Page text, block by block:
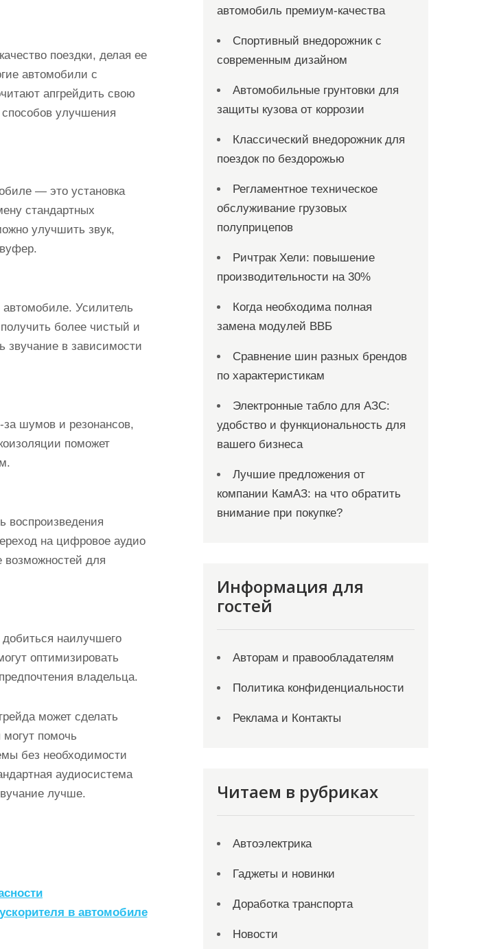
поездки, делая ее
автомобили с
апгрейдить свою
улучшения
— это установка
стандартных
улучшить звук,
автомобиле. Усилитель
получить более чистый и
звучание в зависимости
за шумов и резонансов,
поможет
воспроизведения
на цифровое аудио
возможностей для
наилучшего
оптимизировать
владельца.
может сделать
помочь
без необходимости
аудиосистема
лучше.
в автомобиле
автомобиль премиум-качества
Спортивный внедорожник с
современным дизайном
Автомобильные грунтовки для
защиты кузова от коррозии
Классический внедорожник для
поездок по бездорожью
Регламентное техническое
обслуживание грузовых
полуприцепов
Ричтрак Хели: повышение
производительности на 30%
Когда необходима полная
замена модулей ВВБ
Сравнение шин разных брендов
по характеристикам
Электронные табло для АЗС:
удобство и функциональность для
вашего бизнеса
Лучшие предложения от
компании КамАЗ: на что обратить
внимание при покупке?
Информация для
гостей
Авторам и правообладателям
Политика конфиденциальности
Реклама и Контакты
Читаем в рубриках
Автоэлектрика
Гаджеты и новинки
Доработка транспорта
Новости